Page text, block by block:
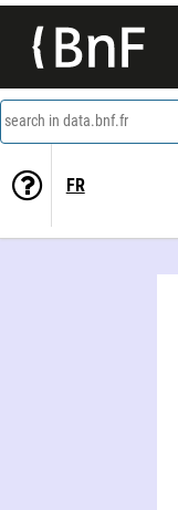
search in data.bnf.fr
FR